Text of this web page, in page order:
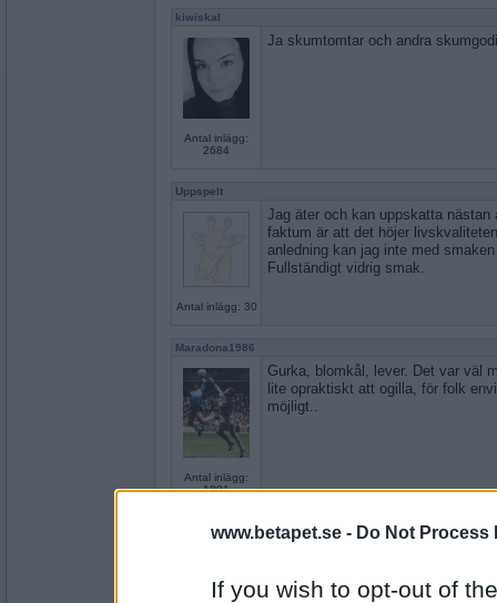
www.betapet.se - Do Not Process
If you wish to opt-out of
kiwiskal
Antal inlägg:
2684
Ja skumtomtar och andra
Uppspelt
Antal inlägg: 30
Jag äter och kan uppskatta nästan
faktum är att det höjer
anledning kan jag inte med
Fullständigt vidrig smak.
Maradona1986
Antal inlägg:
1801
Gurka, blomkål, lever. Det var väl
lite opraktiskt att ogilla, för folk
möjligt..
Irin1564Isa